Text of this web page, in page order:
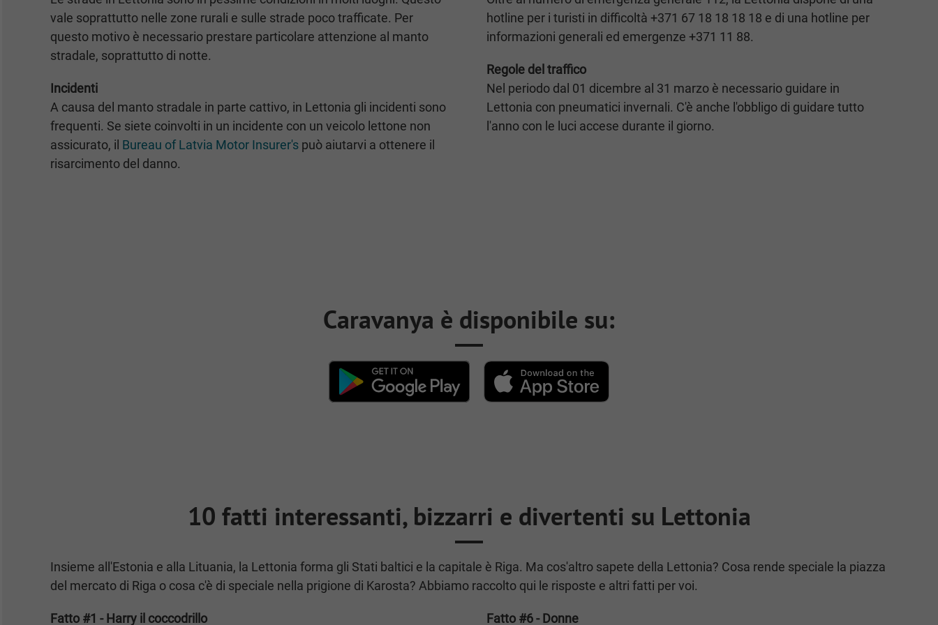
vale soprattutto nelle zone rurali e sulle strade poco trafficate. Per
questo motivo è necessario prestare particolare attenzione al manto
stradale, soprattutto di notte.
Incidenti
A causa del manto stradale in parte cattivo, in Lettonia gli incidenti sono
frequenti. Se siete coinvolti in un incidente con un veicolo lettone non
assicurato, il Bureau of Latvia Motor Insurer's può aiutarvi a ottenere il
risarcimento del danno.
hotline per i turisti in difficoltà +371 67 18 18 18 18 e di una hotline per
informazioni generali ed emergenze +371 11 88.
Regole del traffico
Nel periodo dal 01 dicembre al 31 marzo è necessario guidare in
Lettonia con pneumatici invernali. C'è anche l'obbligo di guidare tutto
l'anno con le luci accese durante il giorno.
Caravanya è disponibile su:
10 fatti interessanti, bizzarri e divertenti su Lettonia
Insieme all'Estonia e alla Lituania, la Lettonia forma gli Stati baltici e la capitale è Riga. Ma cos'altro sapete della Lettonia? Cosa rende speciale la piazza
del mercato di Riga o cosa c'è di speciale nella prigione di Karosta? Abbiamo raccolto qui le risposte e altri fatti per voi.
Fatto #1 - Harry il coccodrillo Fatto #6 - Donne